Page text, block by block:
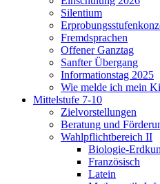
Silentium
Fremdsprachen
Offener Ganztag
Sanfter Übergang
Informationstag 2025
Wie melde ich mein
Mittelstufe 7-10
Zielvorstellungen
Beratung und
Wahlpflichtbereich II
Biologie-
Französisch
Latein